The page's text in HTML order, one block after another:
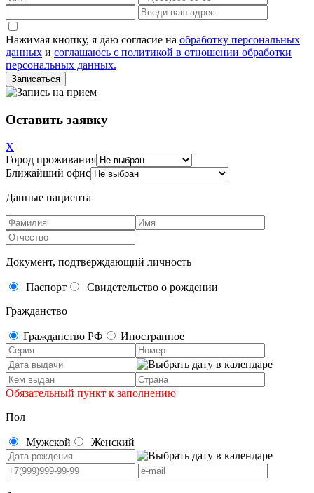
Нажимая кнопку, я даю согласие на обработку персональных
данных и соглашаюсь с политикой в отношении обработки
персональных данных.
Оставить заявку
X
Город проживания
Ближайший офис
Данные пациента
Документ, подтверждающий личность
Паспорт
Свидетельство о рождении
Гражданство
Гражданство РФ Иностранное
Обязательный пункт к заполнению
Пол
Мужской Женский